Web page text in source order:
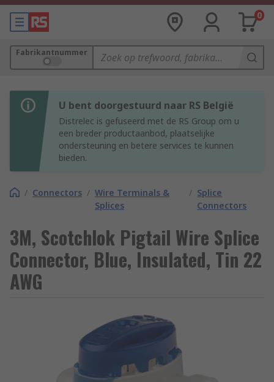
0
Fabrikantnummer
U bent doorgestuurd naar RS België
Distrelec is gefuseerd met de RS Group om u
een breder productaanbod, plaatselijke
ondersteuning en betere services te kunnen
bieden.
/ Connectors / Wire Terminals &
Splices
/ Splice
Connectors
3M, Scotchlok Pigtail Wire Splice
Connector, Blue, Insulated, Tin 22
AWG